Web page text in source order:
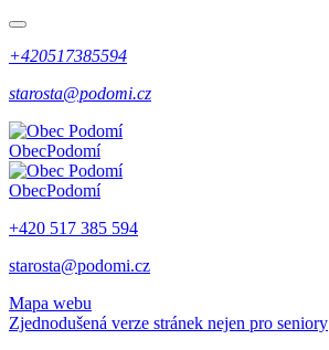
+420517385594
starosta@podomi.cz
ObecPodomí
ObecPodomí
+420 517 385 594
starosta@podomi.cz
Mapa webu
Zjednodušená verze stránek nejen pro seniory